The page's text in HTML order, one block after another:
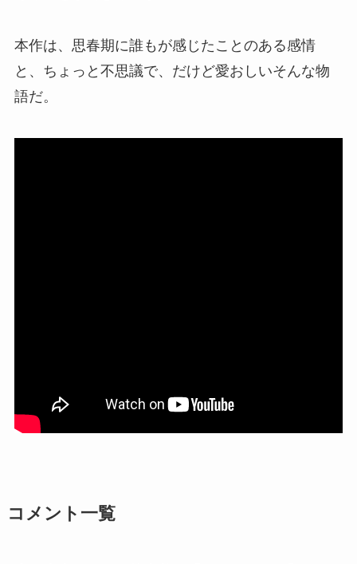
本作は、思春期に誰もが感じたことのある感情
と、ちょっと不思議で、だけど愛おしいそんな物
語だ。
コメント一覧